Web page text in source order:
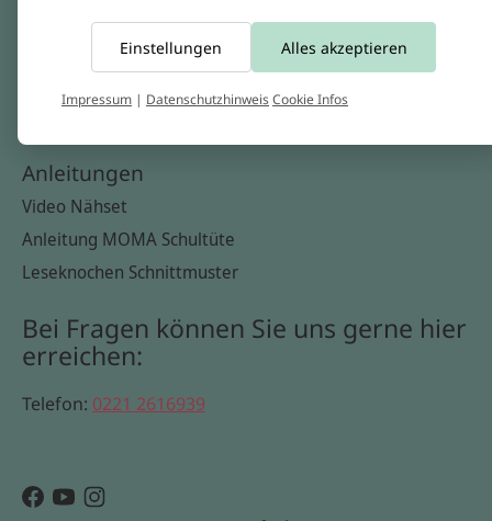
Widerrufsbelehrung
Anleitungen
Video Nähset
Anleitung MOMA Schultüte
Leseknochen Schnittmuster
Bei Fragen können Sie uns gerne hier
erreichen:
Telefon: 0221 2616939
Einstellungen Alles akzeptieren
Impressum | DatenschutzhinweisCookie Infos